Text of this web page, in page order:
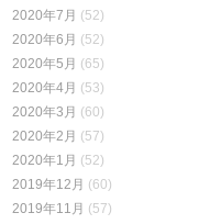
2020年7月 (52)
2020年6月 (52)
2020年5月 (65)
2020年4月 (53)
2020年3月 (60)
2020年2月 (57)
2020年1月 (52)
2019年12月 (60)
2019年11月 (57)